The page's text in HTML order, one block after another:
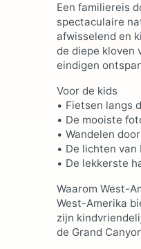
Een familiereis
spectaculaire
afwisselend en
de diepe kloven
eindigen
Voor de kids
• Fietsen langs
• De mooiste
• Wandelen
• De lichten van
• De lekkerste
Waarom West-
West-Amerika
zijn
de Grand